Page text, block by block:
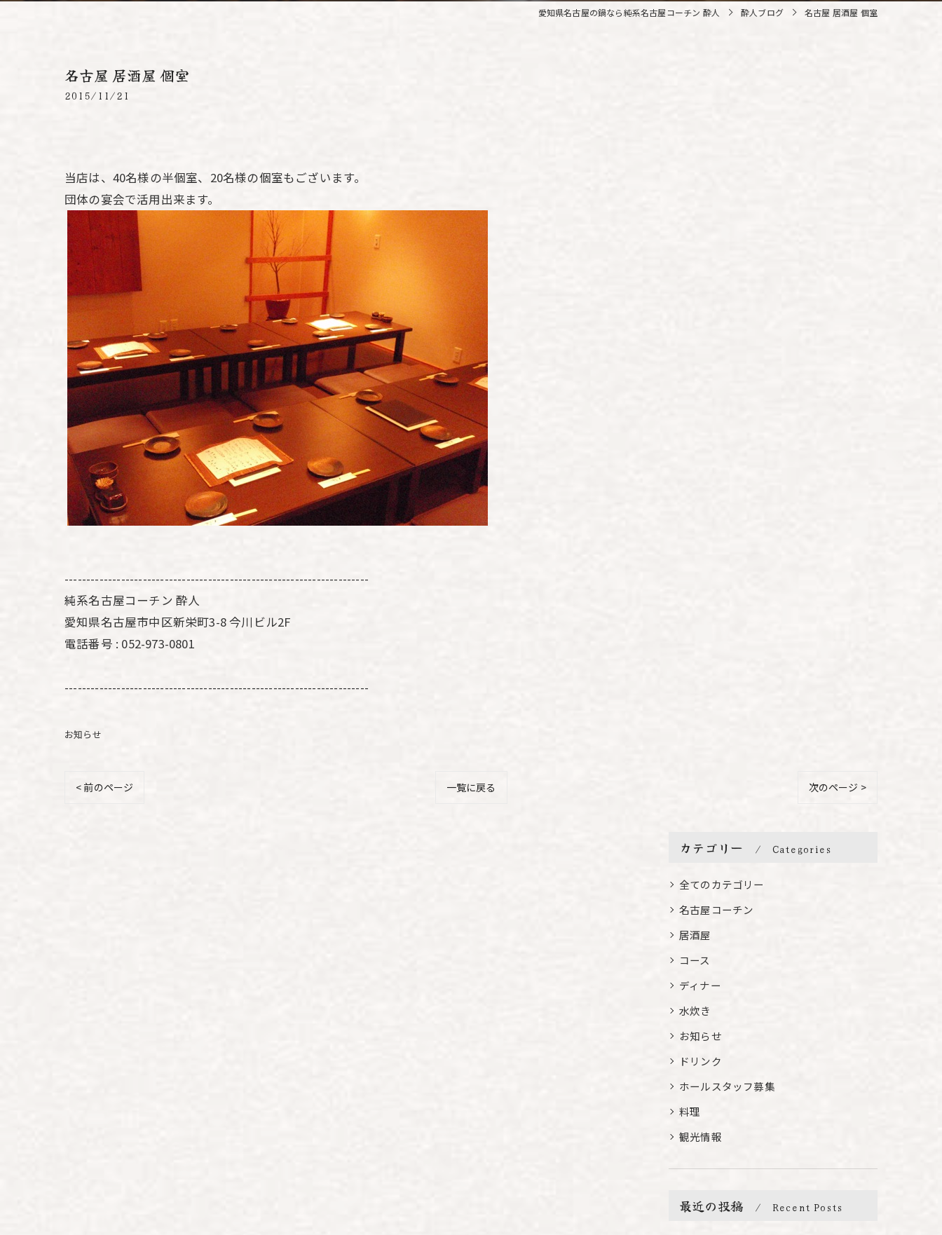
愛知県名古屋の鍋なら純系名古屋コーチン 酔人 酔人ブログ 名古屋 居酒屋 個室
名古屋 居酒屋 個室
2015/11/21
当店は、40名様の半個室、20名様の個室もございます。
団体の宴会で活用出来ます。
----------------------------------------------------------------------
純系名古屋コーチン 酔人
愛知県名古屋市中区新栄町3-8 今川ビル2F
電話番号 : 052-973-0801
----------------------------------------------------------------------
お知らせ
< 前のページ 一覧に戻る 次のページ >
カテゴリー Categories
全てのカテゴリー
名古屋コーチン
居酒屋
コース
ディナー
水炊き
お知らせ
ドリンク
ホールスタッフ募集
料理
観光情報
最近の投稿 Recent Posts